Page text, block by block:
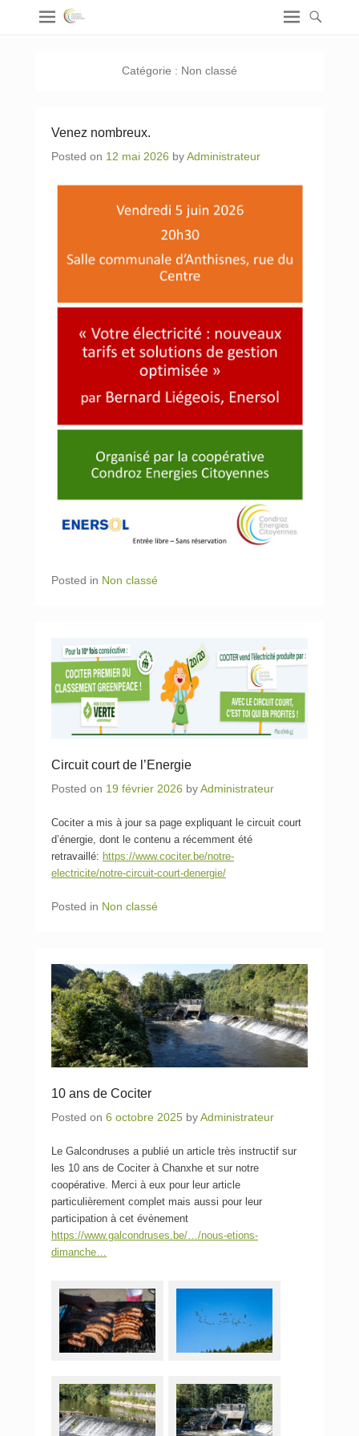
Catégorie : Non classé
Venez nombreux.
Posted on 12 mai 2026 byAdministrateur
Posted in Non classé
Circuit court de l’Energie
Posted on 19 février 2026 byAdministrateur
Cociter a mis à jour sa page expliquant le circuit court
d’énergie, dont le contenu a récemment été
retravaillé: https://www.cociter.be/notre-
electricite/notre-circuit-court-denergie/
Posted in Non classé
10 ans de Cociter
Posted on 6 octobre 2025 byAdministrateur
Le Galcondruses a publié un article très instructif sur
les 10 ans de Cociter à Chanxhe et sur notre
coopérative. Merci à eux pour leur article
particulièrement complet mais aussi pour leur
participation à cet évènement
https://www.galcondruses.be/…/nous-etions-
dimanche…